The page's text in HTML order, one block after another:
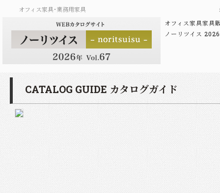
オフィス家具･業務用家具
オフィス家具家具
ノーリツイス
CATALOG GUIDE カタログガイド